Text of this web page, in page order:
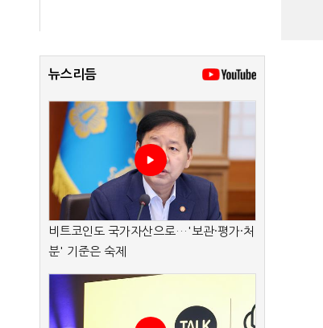
뉴스리듬
비트코인도 국가자산으로…'보관·평가·처
분' 기준은 숙제